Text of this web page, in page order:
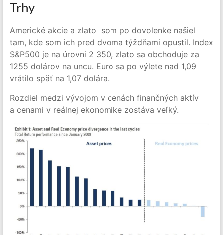
Trhy
Americké akcie a zlato som po dovolenke našiel
tam, kde som ich pred dvoma týždňami opustil. Index
S&P500 je na úrovni 2 350, zlato sa obchoduje za
1255 dolárov na uncu. Euro sa po výlete nad 1,09
vrátilo späť na 1,07 dolára.
Rozdiel medzi vývojom v cenách finančných aktív
a cenami v reálnej ekonomike zostáva veľký.